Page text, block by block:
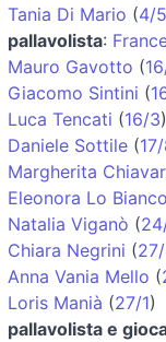
Tania Di Mario (4/5
pallavolista:
Mauro Gavotto (
Giacomo Sintini (
Luca Tencati (16/3)
Daniele Sottile (
Margherita
Eleonora Lo Bianco
Natalia Viganò (
Chiara Negrini (
Anna Vania Mello (
Loris Manià (27/1)
pallavolista e